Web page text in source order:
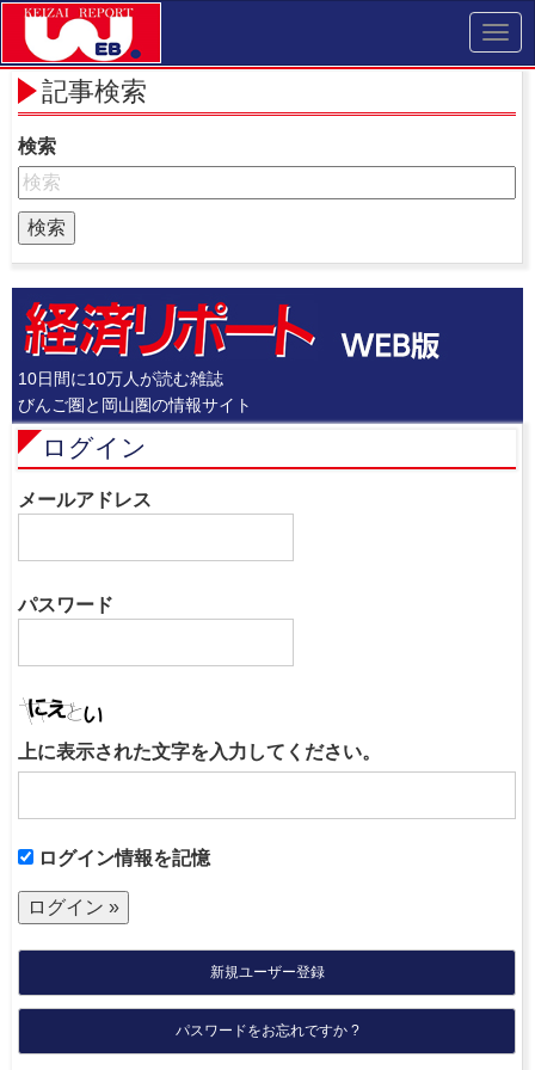
記事検索
検索
10日間に10万人が読む雑誌
びんご圏と岡山圏の情報サイト
ログイン
メールアドレス
パスワード
上に表示された文字を入力してください。
ログイン情報を記憶
新規ユーザー登録
パスワードをお忘れですか ?